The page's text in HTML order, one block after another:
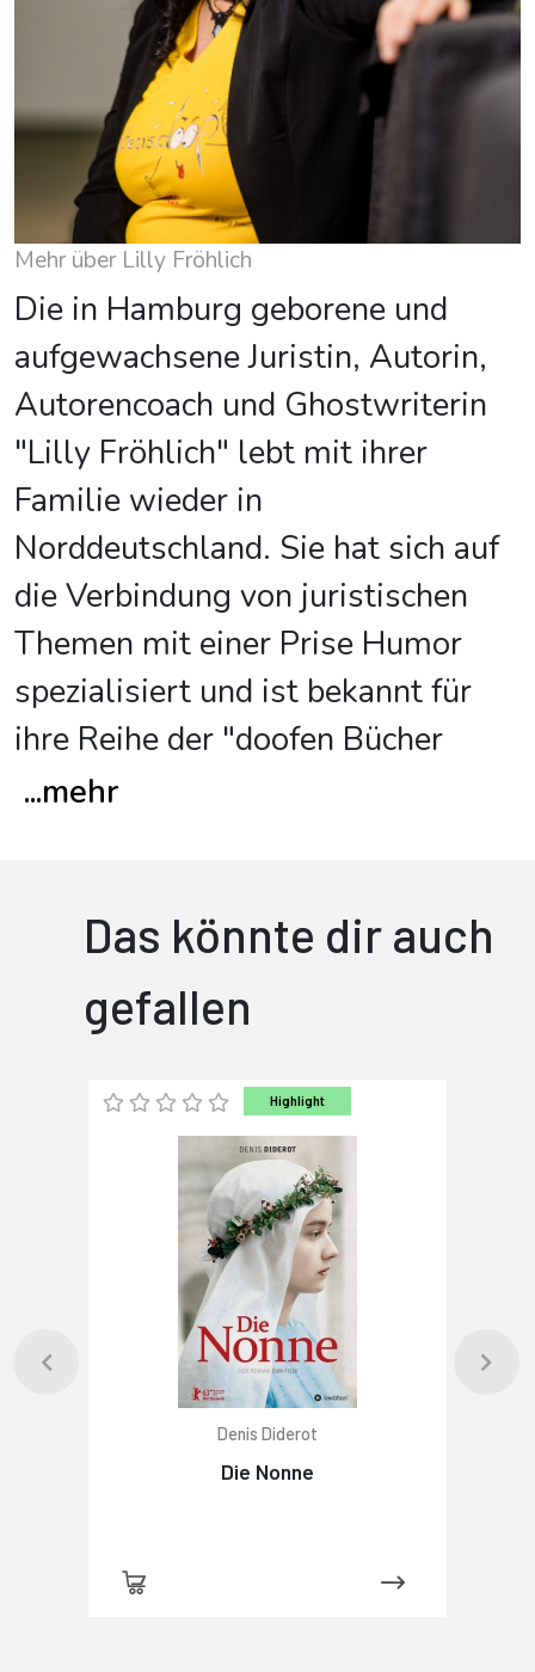
Mehr über Lilly Fröhlich
Die in Hamburg geborene und
aufgewachsene Juristin, Autorin,
Autorencoach und Ghostwriterin
"Lilly Fröhlich" lebt mit ihrer
Familie wieder in
Norddeutschland. Sie hat sich auf
die Verbindung von juristischen
Themen mit einer Prise Humor
spezialisiert und ist bekannt für
ihre Reihe der "doofen Bücher
...mehr
Das könnte dir auch
gefallen
Highlight
Denis Diderot
Die Nonne